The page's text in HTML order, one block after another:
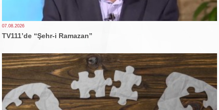
07.08.2026
TV111’de “Şehr-i Ramazan”